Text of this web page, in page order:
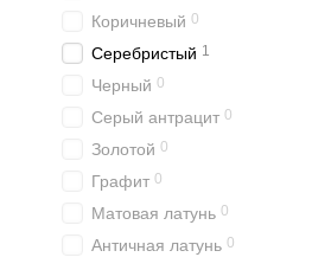
Коричневый 0
Серебристый 1
Черный 0
Серый антрацит 0
Золотой 0
Графит 0
Матовая латунь 0
Античная латунь 0